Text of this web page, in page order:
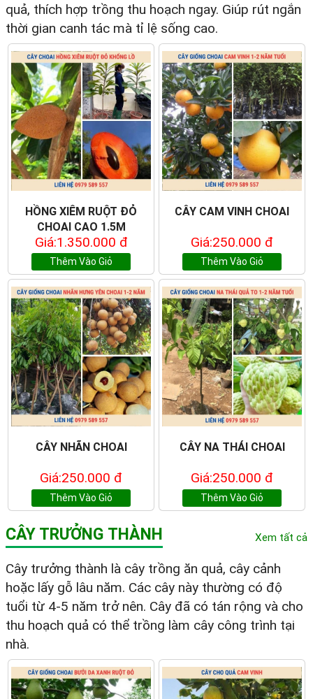
quả, thích hợp trồng thu hoạch ngay. Giúp rút ngắn
thời gian canh tác mà tỉ lệ sống cao.
HỒNG XIÊM RUỘT ĐỎ
CHOAI CAO 1.5M
Giá:1.350.000 đ
Thêm Vào Giỏ
CÂY CAM VINH CHOAI
Giá:250.000 đ
Thêm Vào Giỏ
CÂY NHÃN CHOAI
Giá:250.000 đ
Thêm Vào Giỏ
CÂY NA THÁI CHOAI
Giá:250.000 đ
Thêm Vào Giỏ
CÂY TRƯỞNG THÀNH Xem tất cả
Cây trưởng thành là cây trồng ăn quả, cây cảnh
hoặc lấy gỗ lâu năm. Các cây này thường có độ
tuổi từ 4-5 năm trở nên. Cây đã có tán rộng và cho
thu hoạch quả có thể trồng làm cây công trình tại
nhà.